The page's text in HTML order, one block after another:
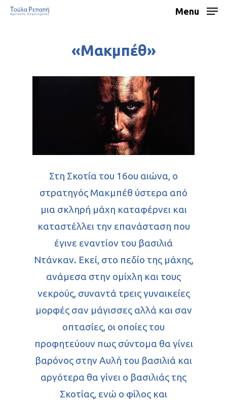
Menu
«Μακμπέθ»
Στη Σκοτία του 16ου αιώνα, ο
στρατηγός Μακμπέθ ύστερα από
μια σκληρή μάχη καταφέρνει και
καταστέλλει την επανάσταση που
έγινε εναντίον του βασιλιά
Ντάνκαν. Εκεί, στο πεδίο της μάχης,
ανάμεσα στην ομίχλη και τους
νεκρούς, συναντά τρεις γυναικείες
μορφές σαν μάγισσες αλλά και σαν
οπτασίες, οι οποίες του
προφητεύουν πως σύντομα θα γίνει
βαρόνος στην Αυλή του βασιλιά και
αργότερα θα γίνει ο βασιλιάς της
Σκοτίας, ενώ ο φίλος και